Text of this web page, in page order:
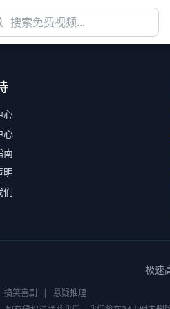
心
心
南
明
们
极速
搞笑喜剧 |
悬疑推理